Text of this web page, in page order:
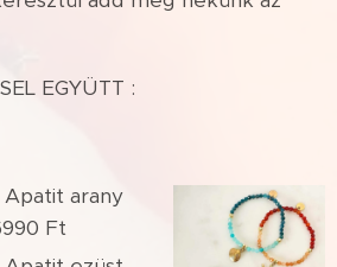
EGYÜTT :
arany
Ft